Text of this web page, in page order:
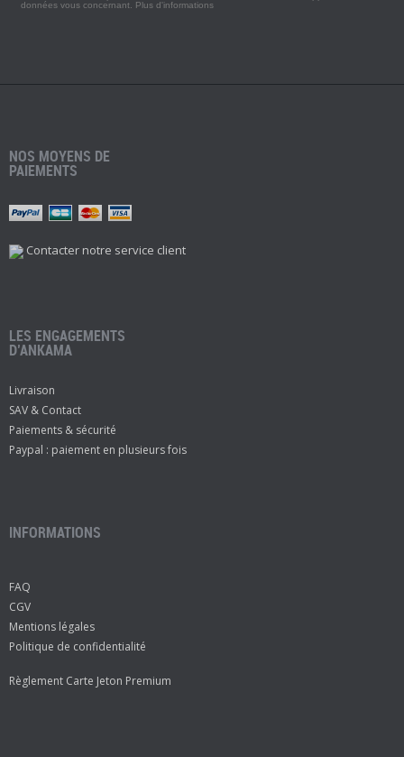
données vous concernant. Plus d'informations
NOS MOYENS DE
PAIEMENTS
Contacter notre service client
LES ENGAGEMENTS
D’ANKAMA
Livraison
SAV & Contact
Paiements & sécurité
Paypal : paiement en plusieurs fois
INFORMATIONS
FAQ
CGV
Mentions légales
Politique de confidentialité
Règlement Carte Jeton Premium